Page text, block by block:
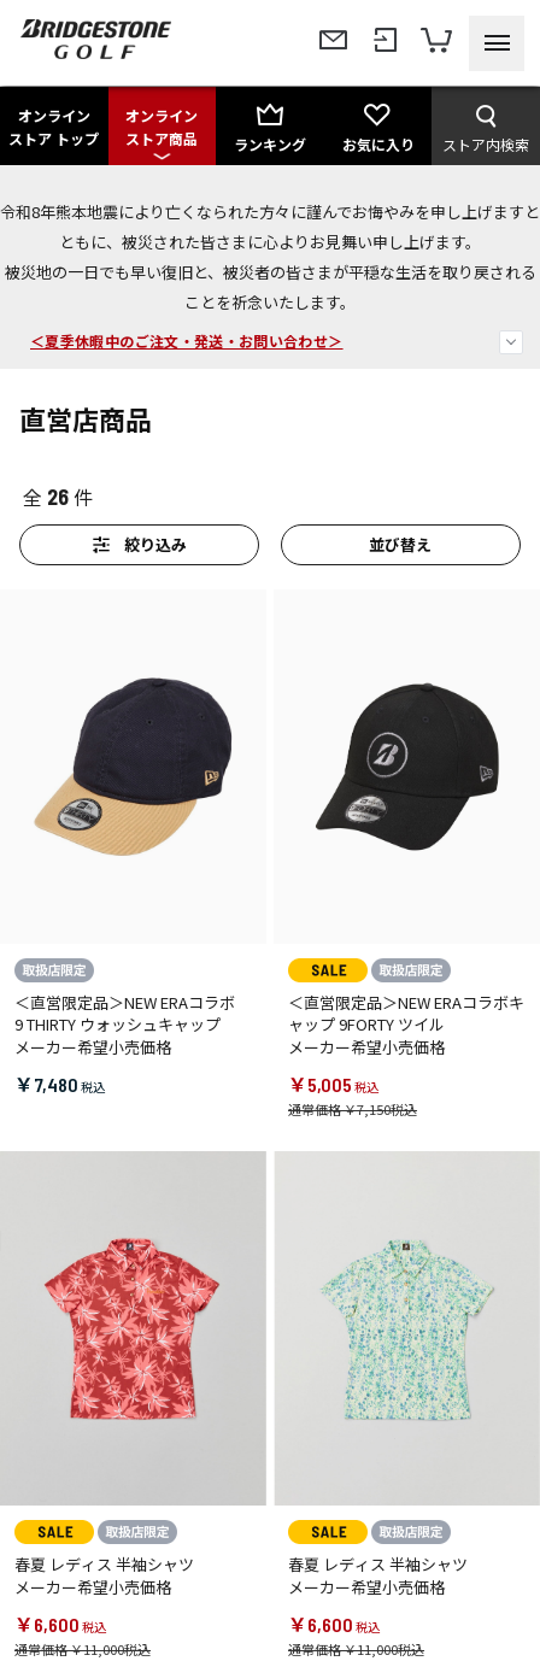
オンライン
ストア トップ
オンライン
ストア商品
ランキング お気に入り ストア内検索
令和8年熊本地震により亡くなられた方々に謹んでお悔やみを申し上げますと
ともに、被災された皆さまに心よりお見舞い申し上げます。
被災地の一日でも早い復旧と、被災者の皆さまが平穏な生活を取り戻される
ことを祈念いたします。
今なら新規会員登録で1,000円OFFクーポンプレゼント！
＜商品配送に関するお知らせ＞
＜夏季休暇中のご注文・発送・お問い合わせ＞
直営店商品
全 26件
絞り込み 並び替え
＜直営限定品＞NEW ERAコラボ
9 THIRTY ウォッシュキャップ
メーカー希望小売価格
￥7,480
＜直営限定品＞NEW ERAコラボキ
ャップ 9FORTY ツイル
メーカー希望小売価格
￥5,005
通常価格 ￥7,150
春夏 レディス 半袖シャツ
メーカー希望小売価格
￥6,600
通常価格 ￥11,000
春夏 レディス 半袖シャツ
メーカー希望小売価格
￥6,600
通常価格 ￥11,000